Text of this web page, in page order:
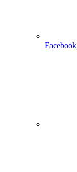
Facebook